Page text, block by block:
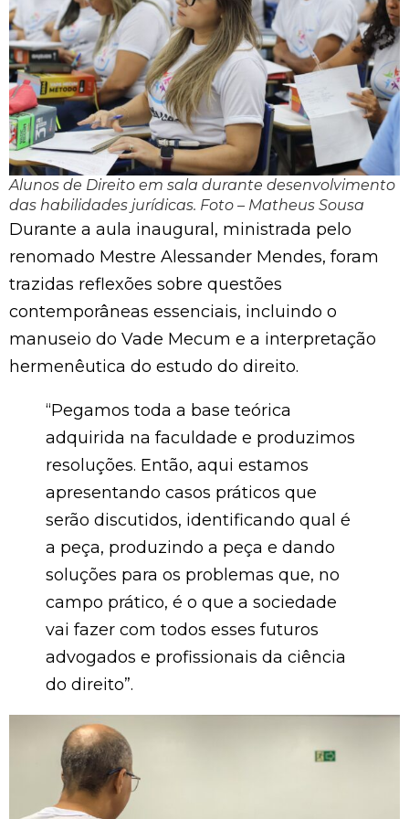
Alunos de Direito em sala durante desenvolvimento
das habilidades jurídicas. Foto – Matheus Sousa
Durante a aula inaugural, ministrada pelo
renomado Mestre Alessander Mendes, foram
trazidas reflexões sobre questões
contemporâneas essenciais, incluindo o
manuseio do Vade Mecum e a interpretação
hermenêutica do estudo do direito.
“Pegamos toda a base teórica
adquirida na faculdade e produzimos
resoluções. Então, aqui estamos
apresentando casos práticos que
serão discutidos, identificando qual é
a peça, produzindo a peça e dando
soluções para os problemas que, no
campo prático, é o que a sociedade
vai fazer com todos esses futuros
advogados e profissionais da ciência
do direito”.